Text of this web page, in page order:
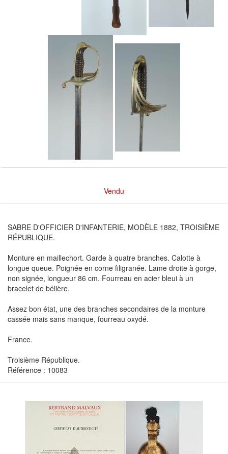
Vendu
SABRE D'OFFICIER D'INFANTERIE, MODÈLE 1882, TROISIÈME
RÉPUBLIQUE.
Monture en maillechort. Garde à quatre branches. Calotte à
longue queue. Poignée en corne filigranée. Lame droite à gorge,
non signée, longueur 86 cm. Fourreau en acier bleui à un
bracelet de bélière.
Assez bon état, une des branches secondaires de la monture
cassée mais sans manque, fourreau oxydé.
France.
Troisième République.
Référence : 10083